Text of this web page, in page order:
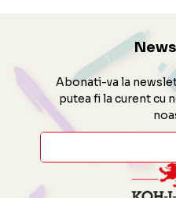
Abonati-va la
putea fi la curent cu